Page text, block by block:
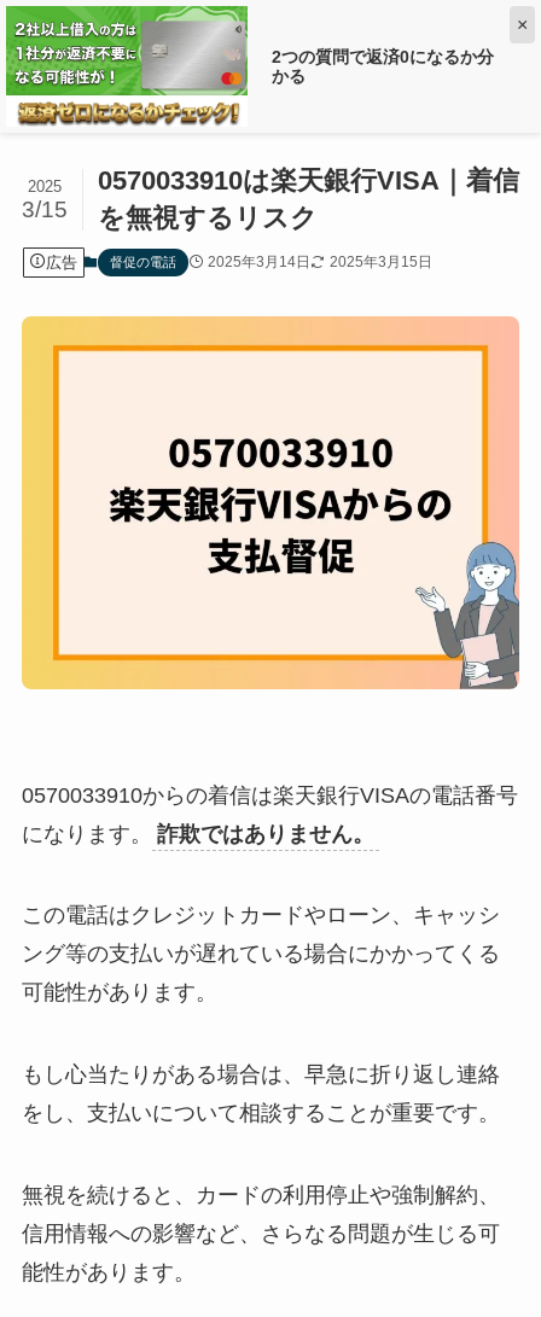
2つの質問で返済0になるか分
かる
×
ホーム 督促の電話
0570033910は楽天銀行VISA｜着信
を無視するリスク
2025
3/15
広告 督促の電話 2025年3月14日 2025年3月15日
0570033910からの着信は楽天銀行VISAの電話番号
になります。
詐欺ではありません。
この電話はクレジットカードやローン、キャッシ
ング等の支払いが遅れている場合にかかってくる
可能性があります。
​もし心当たりがある場合は、早急に折り返し連絡
をし、支払いについて相談することが重要です。​
無視を続けると、カードの利用停止や強制解約、
信用情報への影響など、さらなる問題が生じる可
能性があります。